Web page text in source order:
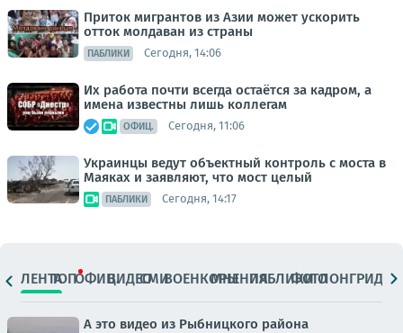
Приток мигрантов из Азии может ускорить
отток молдаван из страны
ПАБЛИКИ Сегодня, 14:06
Их работа почти всегда остаётся за кадром, а
имена известны лишь коллегам
ОФИЦ. Сегодня, 11:06
Украинцы ведут объектный контроль с моста в
Маяках и заявляют, что мост целый
ПАБЛИКИ Сегодня, 14:17
ЛЕНТАТОПОФИЦ.ВИДЕОСМИВОЕНКОРЫМНЕНИЯПАБЛИКИ
ФОТОЛОНГРИДЫ
А это видео из Рыбницкого района